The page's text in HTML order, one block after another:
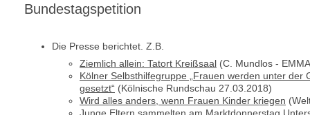
Bundestagspetition
Die Presse berichtet. Z.B.
Ziemlich allein: Tatort Kreißsaal (C. Mundlos -
Kölner Selbsthilfegruppe „Frauen werden unter der
gesetzt“ (Kölnische Rundschau 27.03.2018)
Wird alles anders, wenn Frauen Kinder kriegen
Junge Eltern sammelten am Marktdonnerstag